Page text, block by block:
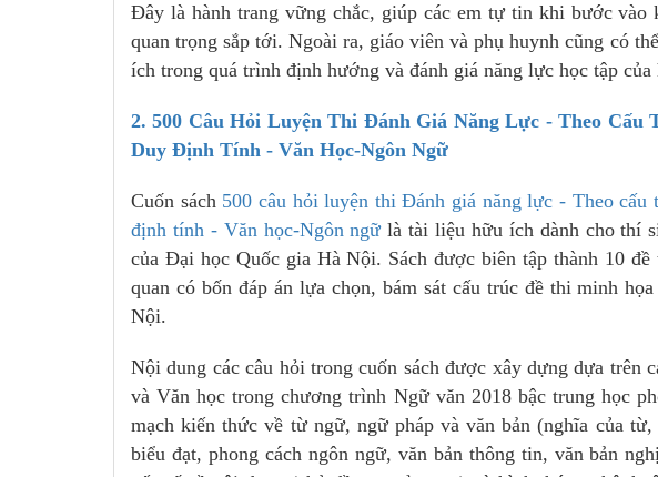
Đây là hành trang vững chắc, giúp các em tự tin khi bước
quan trọng sắp tới. Ngoài ra, giáo viên và phụ huynh cũng có
ích trong quá trình định hướng và đánh giá năng lực học tập của
2. 500 Câu Hỏi Luyện Thi Đánh Giá Năng Lực - Theo
Duy Định Tính - Văn Học-Ngôn Ngữ
Cuốn sách 500 câu hỏi luyện thi Đánh giá năng lực - Theo
định tính - Văn học-Ngôn ngữlà tài liệu hữu ích dành cho thí
của Đại học Quốc gia Hà Nội. Sách được biên tập thành 10
quan có bốn đáp án lựa chọn, bám sát cấu trúc đề thi minh
Nội.
Nội dung các câu hỏi trong cuốn sách được xây dựng dựa trên
và Văn học trong chương trình Ngữ văn 2018 bậc trung học
mạch kiến thức về từ ngữ, ngữ pháp và văn bản (nghĩa của
biểu đạt, phong cách ngôn ngữ, văn bản thông tin, văn bản